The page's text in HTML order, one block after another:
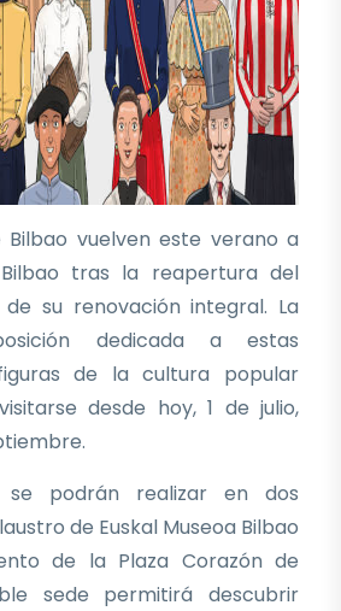
Bilbao vuelven este verano a
Bilbao tras la reapertura del
de su renovación integral. La
dedicada a estas
de la cultura popular
desde hoy, 1 de julio,
se podrán realizar en dos
de Euskal Museoa Bilbao
de la Plaza Corazón de
sede permitirá descubrir